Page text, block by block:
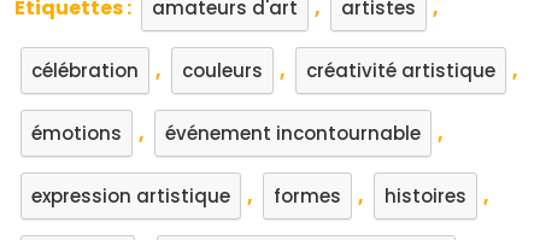
Étiquettes : amateurs d'art , artistes ,
célébration , couleurs , créativité artistique ,
émotions , événement incontournable ,
expression artistique , formes , histoires ,